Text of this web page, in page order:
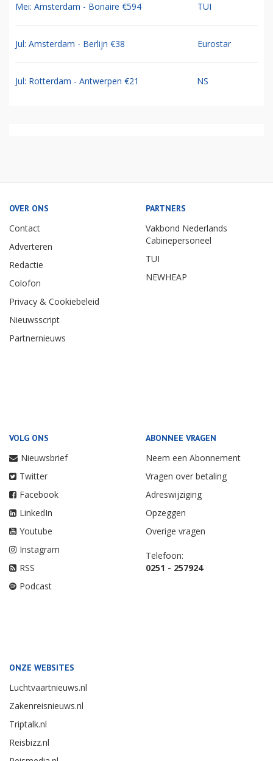
Mei: Amsterdam - Bonaire €594 TUI
Jul: Amsterdam - Berlijn €38 Eurostar
Jul: Rotterdam - Antwerpen €21 NS
OVER ONS
Contact
Adverteren
Redactie
Colofon
Privacy & Cookiebeleid
Nieuwsscript
Partnernieuws
PARTNERS
Vakbond Nederlands
Cabinepersoneel
TUI
NEWHEAP
VOLG ONS
Nieuwsbrief
Twitter
Facebook
LinkedIn
Youtube
Instagram
RSS
Podcast
ABONNEE VRAGEN
Neem een Abonnement
Vragen over betaling
Adreswijziging
Opzeggen
Overige vragen
Telefoon:
0251 - 257924
ONZE WEBSITES
Luchtvaartnieuws.nl
Zakenreisnieuws.nl
Triptalk.nl
Reisbizz.nl